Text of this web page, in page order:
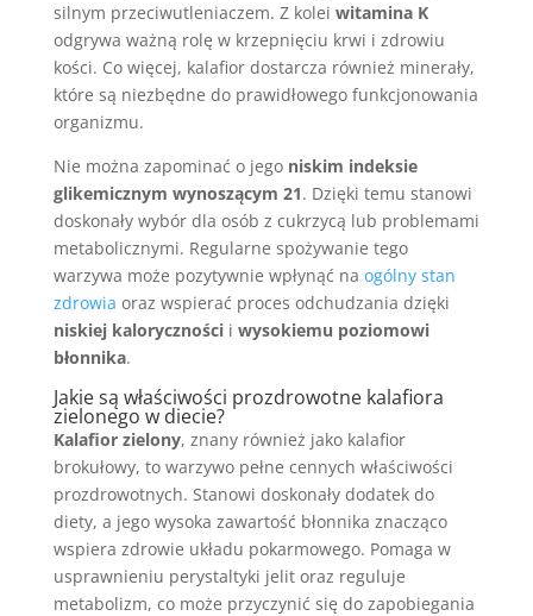
silnym przeciwutleniaczem. Z kolei witamina K
odgrywa ważną rolę w krzepnięciu krwi i zdrowiu
kości. Co więcej, kalafior dostarcza również minerały,
które są niezbędne do prawidłowego funkcjonowania
organizmu.
Nie można zapominać o jego niskim indeksie
glikemicznym wynoszącym 21. Dzięki temu stanowi
doskonały wybór dla osób z cukrzycą lub problemami
metabolicznymi. Regularne spożywanie tego
warzywa może pozytywnie wpłynąć na ogólny stan
zdrowia oraz wspierać proces odchudzania dzięki
niskiej kalorycznościi wysokiemu poziomowi
błonnika.
Jakie są właściwości prozdrowotne kalafiora
zielonego w diecie?
Kalafior zielony, znany również jako kalafior
brokułowy, to warzywo pełne cennych właściwości
prozdrowotnych. Stanowi doskonały dodatek do
diety, a jego wysoka zawartość błonnika znacząco
wspiera zdrowie układu pokarmowego. Pomaga w
usprawnieniu perystaltyki jelit oraz reguluje
metabolizm, co może przyczynić się do zapobiegania